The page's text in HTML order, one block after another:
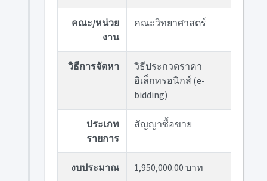
คณะ/หน่วย
งาน
คณะวิทยาศาสตร์
วิธีการจัดหา
วิธีประกวดราคา
อิเล็กทรอนิกส์ (e-
bidding)
ประเภท
รายการ
สัญญาซื้อขาย
งบประมาณ 1,950,000.00 บาท